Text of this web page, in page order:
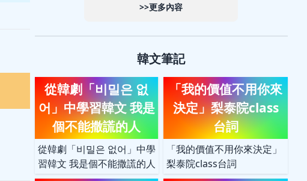
>>更多內容
韓文筆記
從韓劇「비밀은 없
어」中學習韓文 我是
個不能撒謊的人
從韓劇「비밀은 없어」中學
習韓文 我是個不能撒謊的人
「我的價值不用你來
決定」梨泰院class
台詞
「我的價值不用你來決定」
梨泰院class台詞